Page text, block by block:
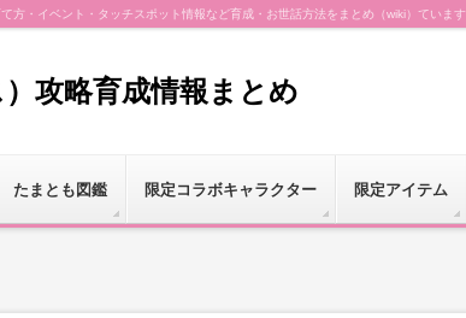
方・イベント・タッチスポット情報など育成・お世話方法をまとめ（wiki）ています
攻略育成情報まとめ
たまとも図鑑 限定コラボキャラクター 限定アイテム